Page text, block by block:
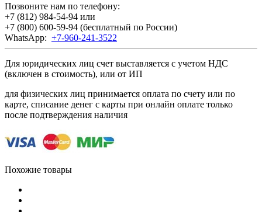
Позвоните нам по телефону:
+7 (812) 984-54-94 или
+7 (800) 600-59-94 (бесплатный по России)
WhatsApp: +7-960-241-3522
Для юридических лиц счет выставляется с учетом НДС
(включен в стоимость), или от ИП
для физических лиц принимается оплата по счету или по
карте, списание денег с карты при онлайн оплате только
после подтверждения наличия
Похожие товары